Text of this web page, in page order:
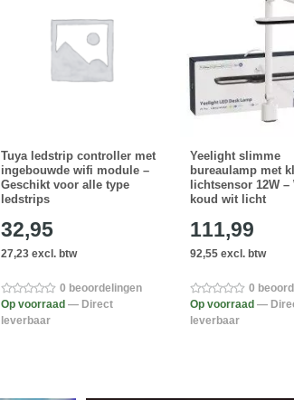
Tuya ledstrip controller met
ingebouwde wifi module –
Geschikt voor alle type
ledstrips
32,95
27,23 excl. btw
0 beoordelingen
Op voorraad — Direct
leverbaar
Yeelight slimme
bureaulamp met
lichtsensor 12W –
koud wit licht
111,99
92,55 excl. btw
0
Op voorraad —
leverbaar